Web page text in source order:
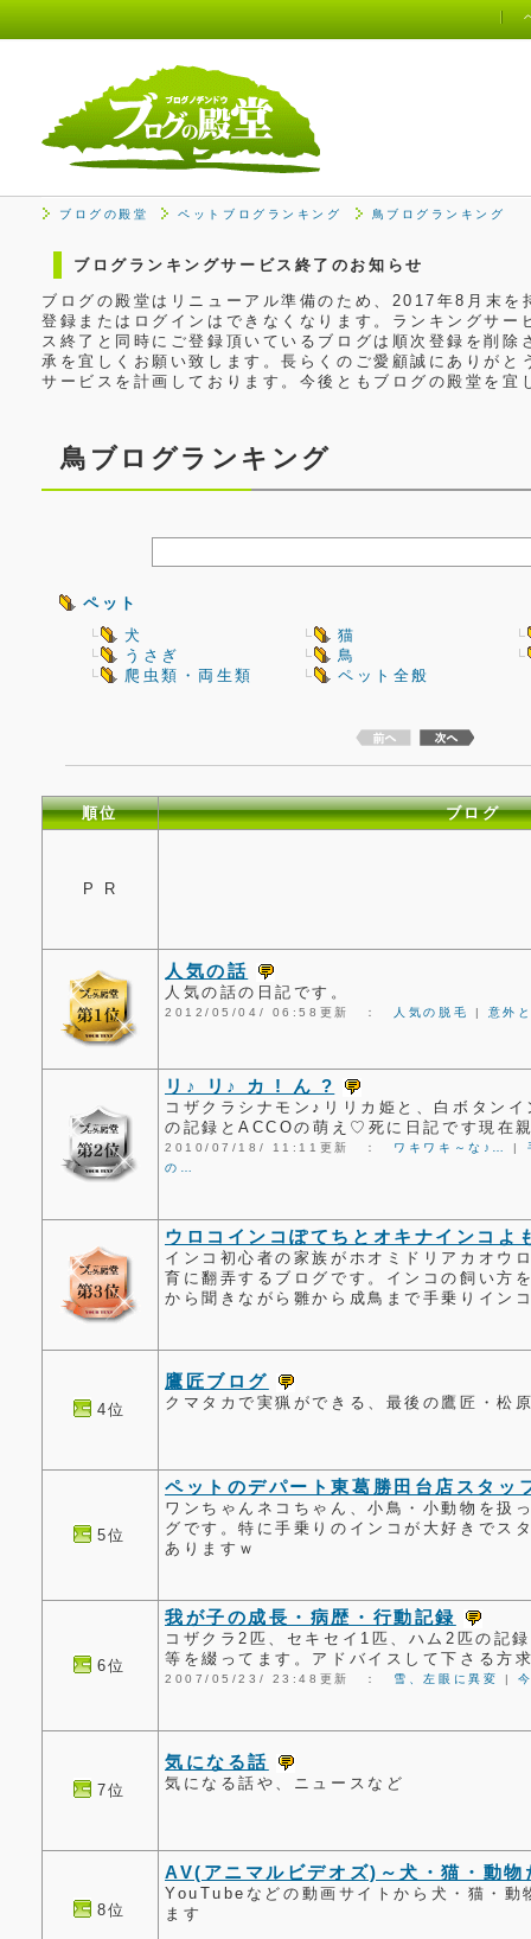
ブログの殿堂 ペットブログランキング 鳥ブログランキング
ブログランキングサービス終了のお知らせ
ブログの殿堂はリニューアル準備のため、2017年8月末
登録またはログインはできなくなります。ランキングサ
ス終了と同時にご登録頂いているブログは順次登録を削
承を宜しくお願い致します。長らくのご愛顧誠にありが
サービスを計画しております。今後ともブログの殿堂を宜
鳥ブログランキング
ペット
犬
猫
うさぎ
鳥
爬虫類・両生類
ペット全般
順位 ブログ
P R
人気の話
人気の話の日記です。
2012/05/04/ 06:58更新 ： 人気の脱毛 | 意外
リ♪ リ♪ カ ! ん ?
コザクラシナモン♪リリカ姫と、白ボタン
の記録とACCOの萌え♡死に日記です現在
2010/07/18/ 11:11更新 ： ワキワキ～な♪… |
の…
ウロコインコぽてちとオキナインコよ
インコ初心者の家族がホオミドリアカオウ
育に翻弄するブログです。インコの飼い方
から聞きながら雛から成鳥まで手乗りイン
4位
鷹匠ブログ
クマタカで実猟ができる、最後の鷹匠・松
5位
ペットのデパート東葛勝田台店スタッ
ワンちゃんネコちゃん、小鳥・小動物を扱
グです。特に手乗りのインコが大好きでス
ありますｗ
6位
我が子の成長・病歴・行動記録
コザクラ2匹、セキセイ1匹、ハム2匹の記
等を綴ってます。アドバイスして下さる方
2007/05/23/ 23:48更新 ： 雪、左眼に異変 |
7位
気になる話
気になる話や、ニュースなど
8位
AV(アニマルビデオズ)～犬・猫・動物
YouTubeなどの動画サイトから犬・猫・動
ます